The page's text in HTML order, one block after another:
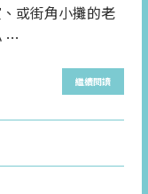
或街角小攤的老
…
繼續閱讀